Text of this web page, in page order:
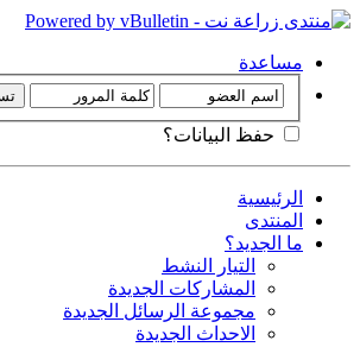
مساعدة
حفظ البيانات؟
الرئيسية
المنتدى
ما الجديد؟
التيار النشط
المشاركات الجديدة
مجموعة الرسائل الجديدة
الاحداث الجديدة